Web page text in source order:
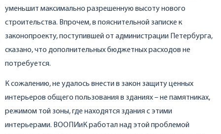
уменьшит максимально разрешенную высоту нового
строительства. Впрочем, в пояснительной записке к
законопроекту, поступившей от администрации Петербурга,
сказано, что дополнительных бюджетных расходов не
потребуется.
К сожалению, не удалось внести в закон защиту ценных
интерьеров общего пользования в зданиях – не памятниках,
режимом той зоны, где находятся здания с этими
интерьерами. ВООПИиК работал над этой проблемой